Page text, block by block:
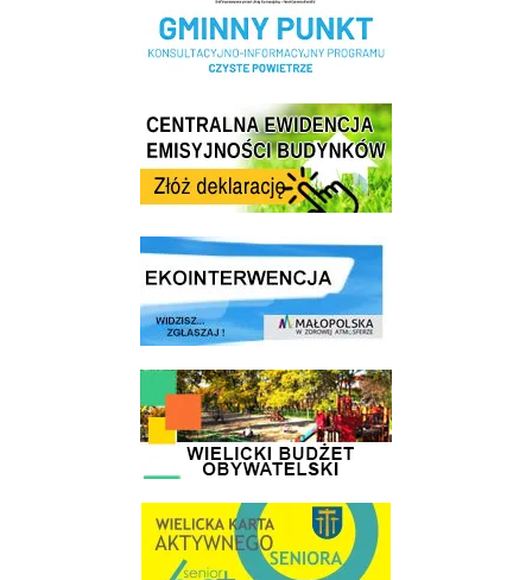
Centrala Ewidencja Emisyjności Budynków - złóż deklarację
link do strony ekointerwencja dot.- powietrza
link do strony - Wielicki Budżet Obywatelski
link do strony Wielicka Karta Aktywnego Seniora